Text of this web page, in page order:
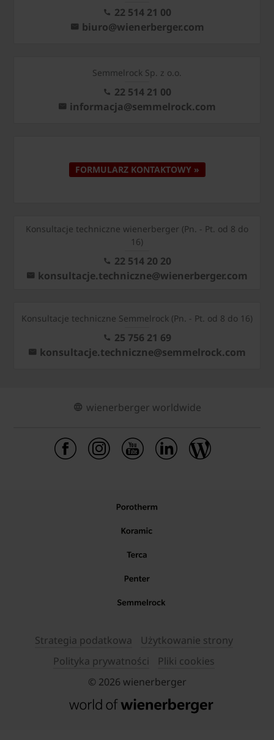
22 514 21 00
biuro@wienerberger.com
Semmelrock Sp. z o.o.
22 514 21 00
informacja@semmelrock.com
FORMULARZ KONTAKTOWY »
Konsultacje techniczne wienerberger (Pn. - Pt. od 8 do
16)
22 514 20 20
konsultacje.techniczne@wienerberger.com
Konsultacje techniczne Semmelrock (Pn. - Pt. od 8 do 16)
25 756 21 69
konsultacje.techniczne@semmelrock.com
wienerberger worldwide
Strategia podatkowa
Użytkowanie strony
Polityka prywatności
Pliki cookies
© 2026 wienerberger